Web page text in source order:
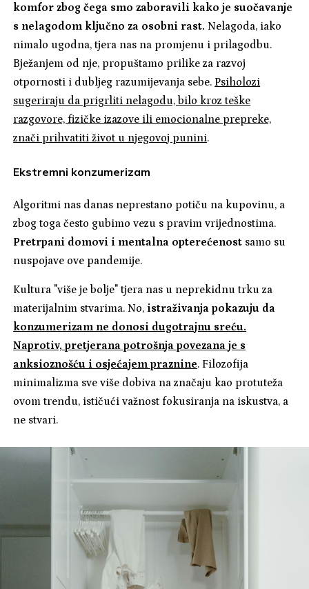
komfor zbog čega smo zaboravili kako je suočavanje
s nelagodom ključno za osobni rast. Nelagoda, iako
nimalo ugodna, tjera nas na promjenu i prilagodbu.
Bježanjem od nje, propuštamo prilike za razvoj
otpornosti i dubljeg razumijevanja sebe. Psiholozi
sugeriraju da prigrliti nelagodu, bilo kroz teške
razgovore, fizičke izazove ili emocionalne prepreke,
znači prihvatiti život u njegovoj punini.
Ekstremni konzumerizam
Algoritmi nas danas neprestano potiču na kupovinu, a
zbog toga često gubimo vezu s pravim vrijednostima.
Pretrpani domovi i mentalna opterećenost samo su
nuspojave ove pandemije.
Kultura "više je bolje" tjera nas u neprekidnu trku za
materijalnim stvarima. No, istraživanja pokazuju da
konzumerizam ne donosi dugotrajnu sreću.
Naprotiv, pretjerana potrošnja povezana je s
anksioznošću i osjećajem praznine. Filozofija
minimalizma sve više dobiva na značaju kao protuteža
ovom trendu, ističući važnost fokusiranja na iskustva, a
ne stvari.